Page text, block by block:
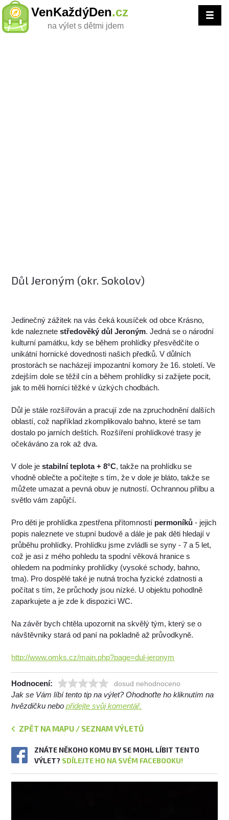
VenKaždýDen.cz
na výlet s dětmi jdem
Důl Jeroným (okr. Sokolov)
Jedinečný zážitek na vás čeká kousíček od obce Krásno,
kde naleznetestředověký důl Jeroným. Jedná se o národní
kulturní památku, kdy se během prohlídky přesvědčíte o
unikátní hornické dovednosti našich předků. V důlních
prostorách se nacházejí impozantní komory že 16. století. Ve
zdejším dole se těžil cín a během prohlídky si zažijete pocit,
jak to měli horníci těžké v úzkých chodbách.
Důl je stále rozšířován a pracují zde na zpruchodnění dalších
oblastí, což například zkomplikovalo bahno, které se tam
dostalo po jarních deštích. Rozšíření prohlídkové trasy je
očekáváno za rok až dva.
V dole jestabilní teplota + 8°C, takže na prohlídku se
vhodně oblečte a počítejte s tím, že v dole je bláto, takže se
můžete umazat a pevná obuv je nutností. Ochrannou přilbu a
světlo vám zapůjčí.
Pro děti je prohlídka zpestřena přítomností permoníků - jejich
popis naleznete ve stupní budově a dále je pak děti hledají v
průběhu prohlídky. Prohlídku jsme zvládli se syny - 7 a 5 let,
což je asi z mého pohledu ta spodní věková hranice s
ohledem na podmínky prohlídky (vysoké schody, bahno,
tma). Pro dospělé také je nutná trocha fyzické zdatnosti a
počítat s tím, že průchody jsou nízké. U objektu pohodlně
zaparkujete a je zde k dispozici WC.
Na závěr bych chtěla upozornit na skvělý tým, který se o
návštěvniky stará od paní na pokladně až průvodkyně.
http://www.omks.cz/main.php?page=dul-jeronym
Hodnocení: dosud nehodnoceno
Jak se Vám líbí tento tip na výlet? Ohodnoťte ho kliknutím na
hvězdičku nebopřidejte svůj komentář.
ZPĚT NA MAPU / SEZNAM VÝLETŮ
ZNÁTE NĚKOHO KOMU BY SE MOHL LÍBIT TENTO
VÝLET? SDÍLEJTE HO NA SVÉM FACEBOOKU!